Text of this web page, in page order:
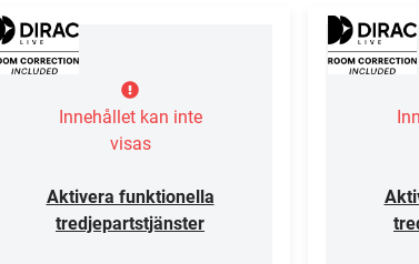
Innehållet kan inte
visas
Aktivera funktionella
tredjepartstjänster